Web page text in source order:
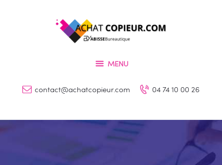
MENU
contact@achatcopieur.com 04 74 10 00 26
ACHAT COPIEUR.COM
PRESTATIONS
CATALOGUE PRODUITS